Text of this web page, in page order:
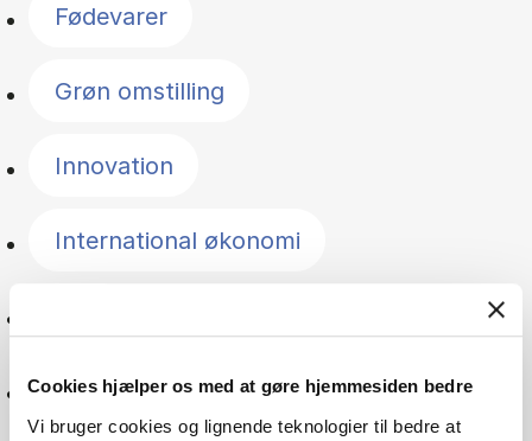
Cookies hjælper os med at gøre hjemmesiden bedre
Vi bruger cookies og lignende teknologier til bedre at
Fødevarer
Grøn omstilling
Innovation
International økonomi
Management